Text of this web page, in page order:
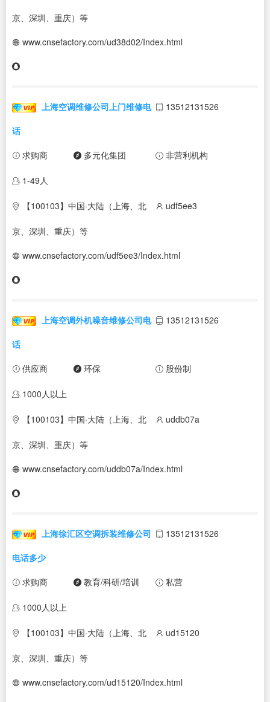
京、深圳、重庆）等
www.cnsefactory.com/ud38d02/Index.html
上海空调维修公司上门维修电
话
13512131526
求购商 多元化集团 非营利机构
1-49人
【100103】中国·大陆（上海、北
京、深圳、重庆）等
udf5ee3
www.cnsefactory.com/udf5ee3/Index.html
上海空调外机噪音维修公司电
话
13512131526
供应商 环保 股份制
1000人以上
【100103】中国·大陆（上海、北
京、深圳、重庆）等
uddb07a
www.cnsefactory.com/uddb07a/Index.html
上海徐汇区空调拆装维修公司
电话多少
13512131526
求购商 教育/科研/培训 私营
1000人以上
【100103】中国·大陆（上海、北
京、深圳、重庆）等
ud15120
www.cnsefactory.com/ud15120/Index.html